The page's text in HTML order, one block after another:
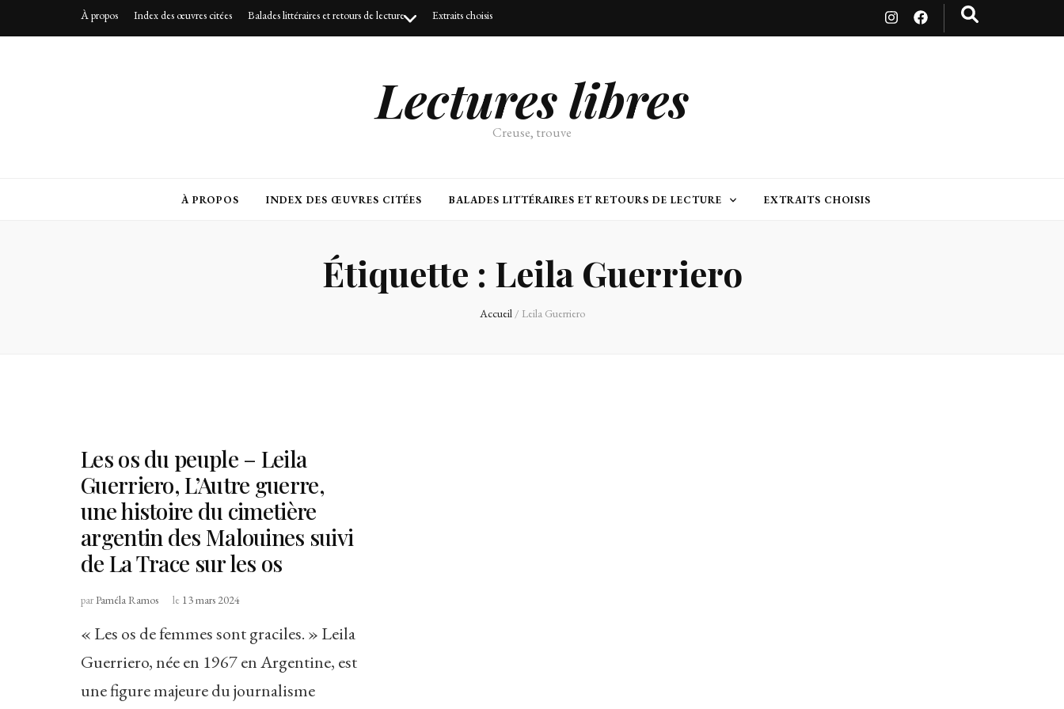
À propos Index des œuvres citées Balades littéraires et retours de lecture Extraits choisis
Lectures libres
Creuse, trouve
À PROPOS INDEX DES ŒUVRES CITÉES BALADES LITTÉRAIRES ET RETOURS DE LECTURE EXTRAITS CHOISIS
Étiquette : Leila Guerriero
Accueil / Leila Guerriero
Les os du peuple – Leila
Guerriero, L’Autre guerre,
une histoire du cimetière
argentin des Malouines suivi
de La Trace sur les os
parPaméla Ramos le 13 mars 2024
« Les os de femmes sont graciles. » Leila
Guerriero, née en 1967 en Argentine, est
une figure majeure du journalisme